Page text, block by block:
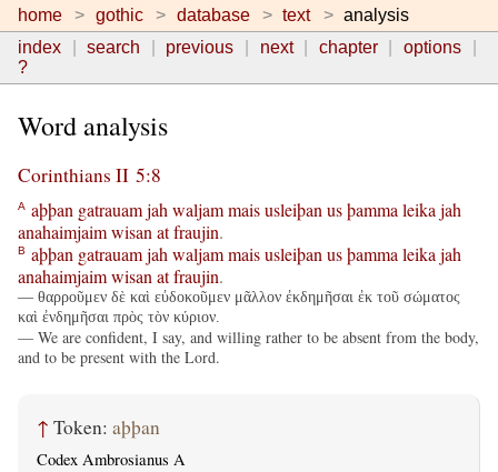
home gothic database text
analysis
index
search previous next chapter
options
?
Word analysis
Corinthians II 5:8
A aþþan gatrauamjah waljammaisusleiþan usþamma leika jah
anahaimjaimwisan atfraujin.
B aþþan gatrauamjah waljammaisusleiþan usþamma leika jah
anahaimjaimwisan atfraujin.
— θαρροῦμεν δὲ καὶ εὐδοκοῦμεν μᾶλλον ἐκδημῆσαι ἐκ τοῦ σώματος
καὶ ἐνδημῆσαι πρὸς τὸν κύριον.
— We are confident, I say, and willing rather to be absent from the body,
and to be present with the Lord.
↑ Token: aþþan
Codex Ambrosianus A